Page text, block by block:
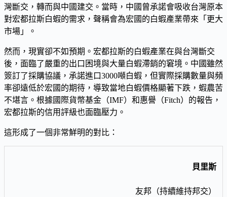
灣斷交，轉而與中國建交。當時，中國曾承諾會吸收台灣原本
對宏都拉斯白蝦的需求，聲稱會為宏國的白蝦產業帶來「更大
市場」。
然而，現實卻不如預期。宏都拉斯的白蝦產業在與台灣斷交
後，面臨了嚴重的出口困境與大量白蝦滯銷的窘境。中國雖然
簽訂了採購協議，承諾進口3000噸白蝦，但實際採購數量與頻
率卻遠低於宏國的期待，導致當地白蝦價格顯著下跌，蝦農苦
不堪言。根據國際貨幣基金（IMF）和惠譽（Fitch）的報告，
宏都拉斯的信用評級也面臨壓力。
這形成了一個非常鮮明的對比：
貝里斯
友邦（持續維持邦交）